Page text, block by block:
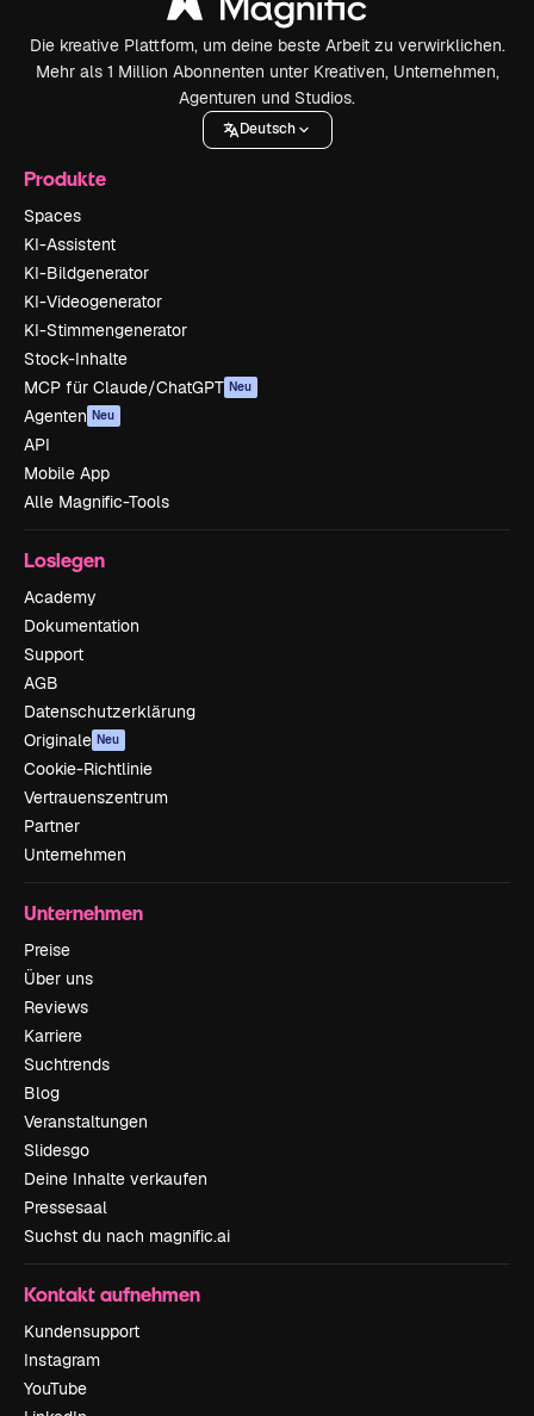
Die kreative Plattform, um deine beste Arbeit zu verwirklichen.
Mehr als 1 Million Abonnenten unter Kreativen, Unternehmen,
Agenturen und Studios.
Deutsch
Produkte
Spaces
KI-Assistent
KI-Bildgenerator
KI-Videogenerator
KI-Stimmengenerator
Stock-Inhalte
MCP für Claude/ChatGPT Neu
Agenten Neu
API
Mobile App
Alle Magnific-Tools
Loslegen
Academy
Dokumentation
Support
AGB
Datenschutzerklärung
Originale Neu
Cookie-Richtlinie
Vertrauenszentrum
Partner
Unternehmen
Unternehmen
Preise
Über uns
Reviews
Karriere
Suchtrends
Blog
Veranstaltungen
Slidesgo
Deine Inhalte verkaufen
Pressesaal
Suchst du nach magnific.ai
Kontakt aufnehmen
Kundensupport
Instagram
YouTube